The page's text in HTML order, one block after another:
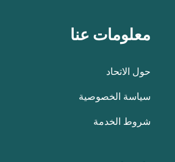
معلومات عنا
حول الاتحاد
سياسة الخصوصية
شروط الخدمة